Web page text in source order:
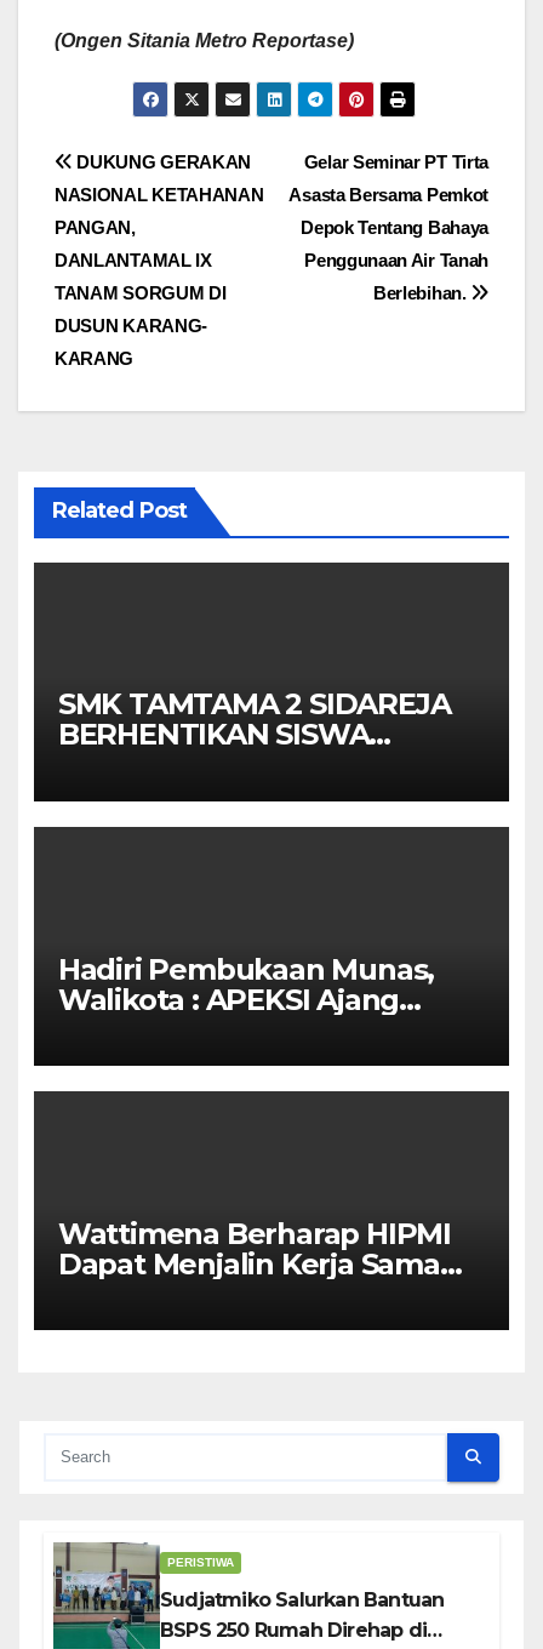
(Ongen Sitania Metro Reportase)
Navigasi
pos
Gelar Seminar PT Tirta
Asasta Bersama Pemkot
Depok Tentang Bahaya
Penggunaan Air Tanah
Berlebihan.
DUKUNG GERAKAN
NASIONAL KETAHANAN
PANGAN,
DANLANTAMAL IX
TANAM SORGUM DI
DUSUN KARANG-
KARANG
Related Post
SMK TAMTAMA 2 SIDAREJA
BERHENTIKAN SISWA
LAKRI CILACAP TURUN
TANGAN
Hadiri Pembukaan Munas,
Walikota : APEKSI Ajang
Wattimena Berharap HIPMI
Dapat Menjalin Kerja Sama
Meningkatkan
PERISTIWA
Sudjatmiko Salurkan Bantuan
BSPS 250 Rumah Direhap di